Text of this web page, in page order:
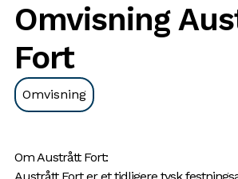
Omvisning
Fort
Omvisning
Om Austrått Fort: